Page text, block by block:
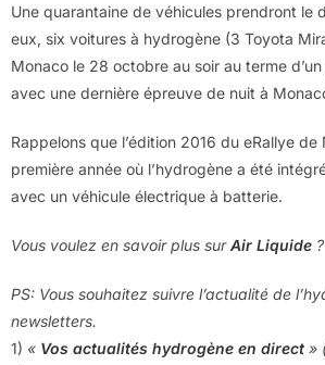
Une quarantaine de véhicules prendront le
eux, six voitures à hydrogène (3 Toyota
Monaco le 28 octobre au soir au terme
avec une dernière épreuve de nuit à
Rappelons que l’édition 2016 du eRallye
première année où l’hydrogène a été
avec un véhicule électrique à batterie.
Vous voulez en savoir plus surAir Liquide
PS: Vous souhaitez suivre l’actualité de
newsletters.
1) « Vos actualités hydrogène en direct »